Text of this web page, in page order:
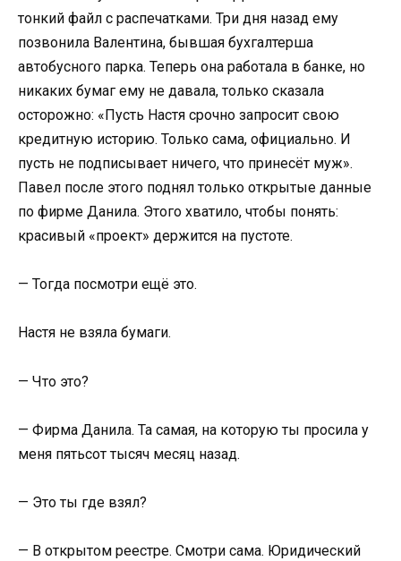
тонкий файл с распечатками. Три дня назад ему
позвонила Валентина, бывшая бухгалтерша
автобусного парка. Теперь она работала в банке, но
никаких бумаг ему не давала, только сказала
осторожно: «Пусть Настя срочно запросит свою
кредитную историю. Только сама, официально. И
пусть не подписывает ничего, что принесёт муж».
Павел после этого поднял только открытые данные
по фирме Данила. Этого хватило, чтобы понять:
красивый «проект» держится на пустоте.
— Тогда посмотри ещё это.
Настя не взяла бумаги.
— Что это?
— Фирма Данила. Та самая, на которую ты просила у
меня пятьсот тысяч месяц назад.
— Это ты где взял?
— В открытом реестре. Смотри сама. Юридический